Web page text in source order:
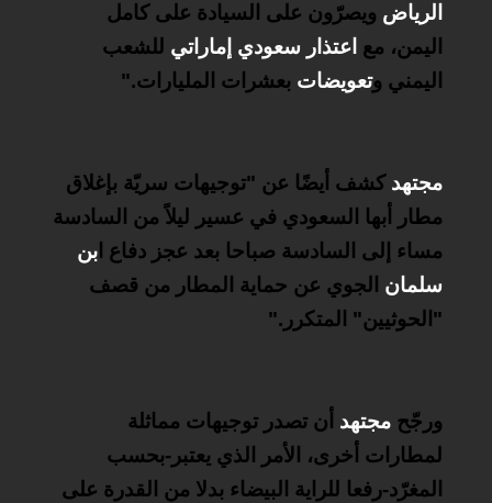
الرياض ويصرّون على السيادة على كامل
اليمن، مع اعتذار سعودي إماراتي للشعب
اليمني وتعويضات بعشرات المليارات".
مجتهد كشف أيضًا عن "توجيهات سريّة بإغلاق
مطار أبها السعودي في عسير ليلاً من السادسة
مساء إلى السادسة صباحا بعد عجز دفاع ا بن
سلمان الجوي عن حماية المطار من قصف
"الحوثيين" المتكرر ".
ورجّح مجتهد أن تصدر توجيهات مماثلة
لمطارات أخرى، الأمر الذي يعتبر-بحسب
المغرّد-رفعا للراية البيضاء بدلا من القدرة على